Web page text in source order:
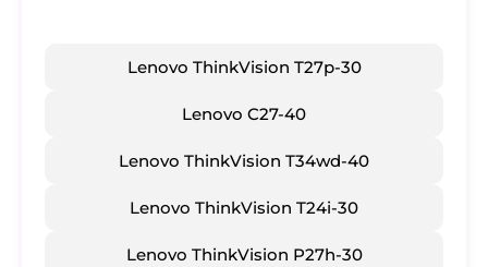
Lenovo ThinkVision T27p-30
​Lenovo C27-40
​Lenovo ThinkVision T34wd-40
​Lenovo ThinkVision T24i-30
​Lenovo ThinkVision P27h-30